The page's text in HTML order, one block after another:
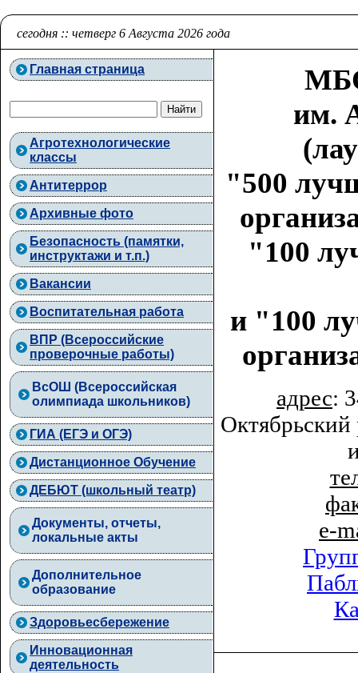
сегодня :: четверг 6 Августа 2026 года
Главная страница
Агротехнологические
классы
Антитеррор
Архивные фото
Безопасность (памятки,
инструктажи и т.п.)
Вакансии
Воспитательная работа
ВПР (Всероссийские
проверочные работы)
ВcОШ (Всероссийская
олимпиада школьников)
ГИА (ЕГЭ и ОГЭ)
Дистанционное Обучение
ДЕБЮТ (школьный театр)
Документы, отчеты,
локальные акты
Дополнительное
образование
Здоровьесбережение
Инновационная
деятельность
им.
"500
"100
и "100
адрес:
e-